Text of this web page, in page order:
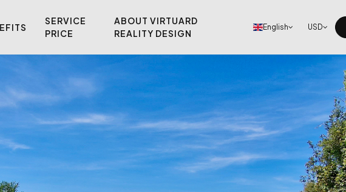
SERVICE
PRICE
ABOUT VIRTUARD
REALITY DESIGN
English USD